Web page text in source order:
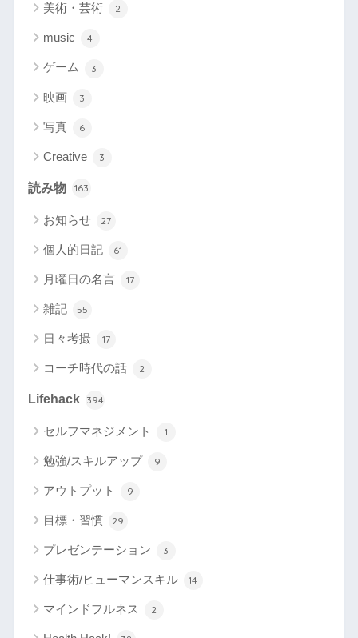
美術・芸術 2
music 4
ゲーム 3
映画 3
写真 6
Creative 3
読み物 163
お知らせ 27
個人的日記 61
月曜日の名言 17
雑記 55
日々考撮 17
コーチ時代の話 2
Lifehack 394
セルフマネジメント 1
勉強/スキルアップ 9
アウトプット 9
目標・習慣 29
プレゼンテーション 3
仕事術/ヒューマンスキル 14
マインドフルネス 2